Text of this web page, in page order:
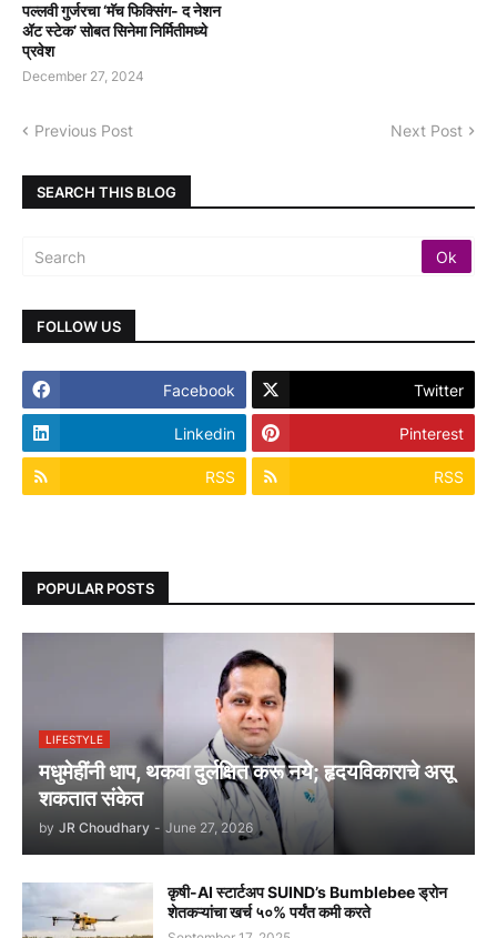
पल्लवी गुर्जरचा ‘मॅच फिक्सिंग- द नेशन
ॲट स्टेक’ सोबत सिनेमा निर्मितीमध्ये
प्रवेश
December 27, 2024
Previous Post Next Post
SEARCH THIS BLOG
FOLLOW US
Facebook Twitter
Linkedin Pinterest
RSS RSS
POPULAR POSTS
LIFESTYLE
मधुमेहींनी धाप, थकवा दुर्लक्षित करू नये; हृदयविकाराचे असू
शकतात संकेत
by JR Choudhary - June 27, 2026
कृषी-AI स्टार्टअप SUIND’s Bumblebee ड्रोन
शेतकऱ्यांचा खर्च ५०% पर्यंत कमी करते